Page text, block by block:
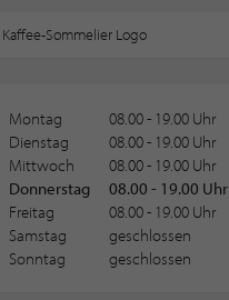
Montag
08.00 - 19.00 Uhr
Dienstag
08.00 - 19.00 Uhr
Mittwoch
08.00 - 19.00 Uhr
Donnerstag
08.00 - 19.00 Uhr
Freitag
08.00 - 19.00 Uhr
Samstag
geschlossen
Sonntag
geschlossen